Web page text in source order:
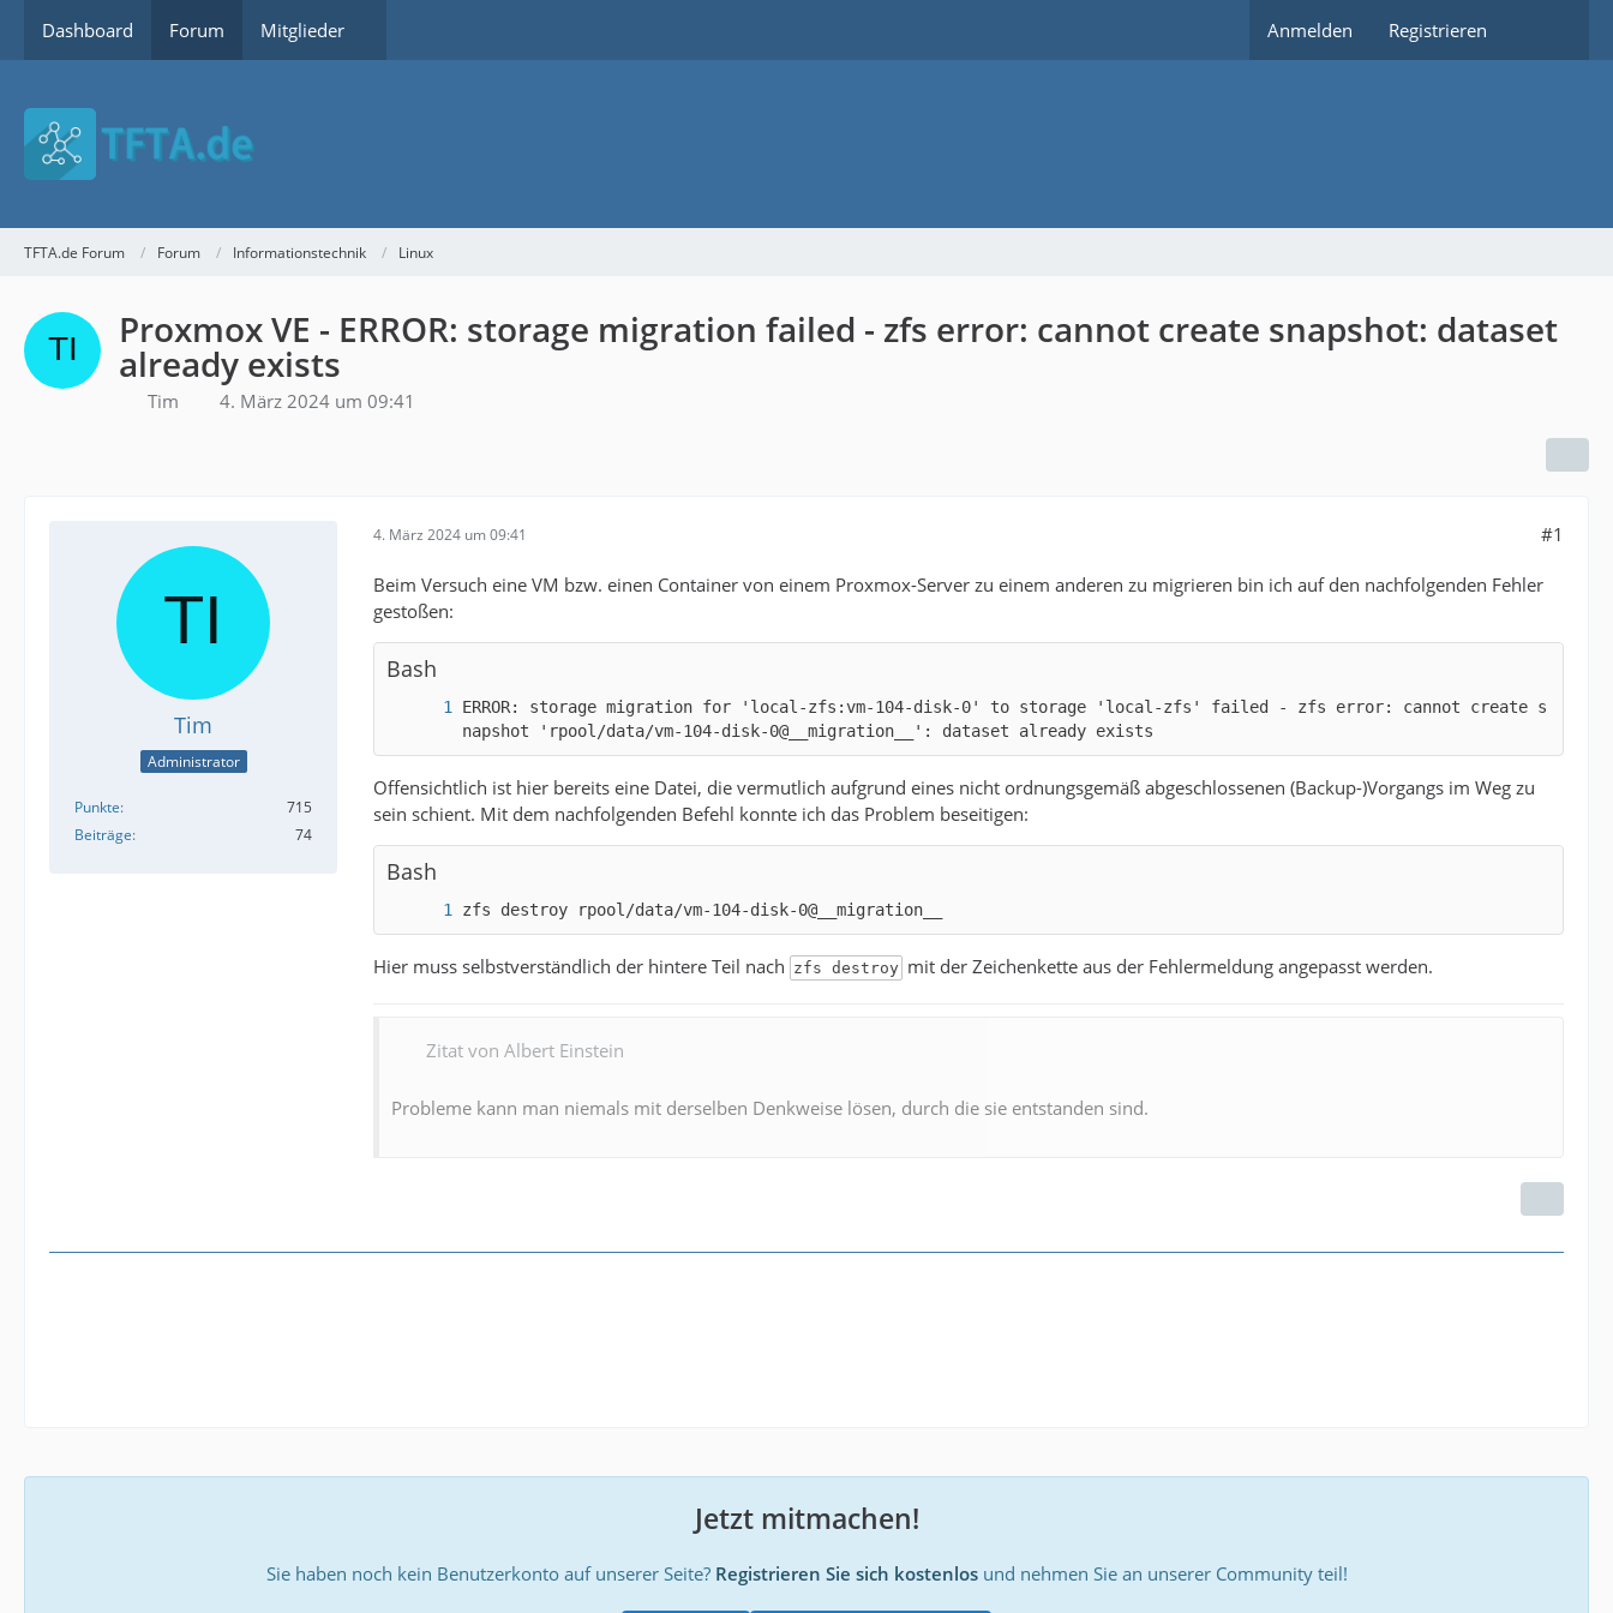
Dashboard Forum Mitglieder Anmelden Registrieren
TFTA.de Forum Forum Informationstechnik Linux
Proxmox VE - ERROR: storage migration failed - zfs error: cannot create snapshot: dataset
already exists
Tim 4. März 2024 um 09:41
Tim
Administrator
Punkte
715
Beiträge
74
4. März 2024 um 09:41 #1
Beim Versuch eine VM bzw. einen Container von einem Proxmox-Server zu einem anderen zu migrieren bin ich auf den nachfolgenden Fehler
gestoßen:
Bash
ERROR: storage migration for 'local-zfs:vm-104-disk-0' to storage 'local-zfs' failed - zfs error: cannot create s
napshot 'rpool/data/vm-104-disk-0@__migration__': dataset already exists
Offensichtlich ist hier bereits eine Datei, die vermutlich aufgrund eines nicht ordnungsgemäß abgeschlossenen (Backup-)Vorgangs im Weg zu
sein schient. Mit dem nachfolgenden Befehl konnte ich das Problem beseitigen:
Bash
zfs destroy rpool/data/vm-104-disk-0@__migration__
Hier muss selbstverständlich der hintere Teil nach zfs destroy mit der Zeichenkette aus der Fehlermeldung angepasst werden.
Zitat von Albert Einstein
Probleme kann man niemals mit derselben Denkweise lösen, durch die sie entstanden sind.
Jetzt mitmachen!
Sie haben noch kein Benutzerkonto auf unserer Seite? Registrieren Sie sich kostenlosund nehmen Sie an unserer Community teil!